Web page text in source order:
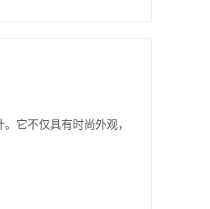
它不仅具有时尚外观，